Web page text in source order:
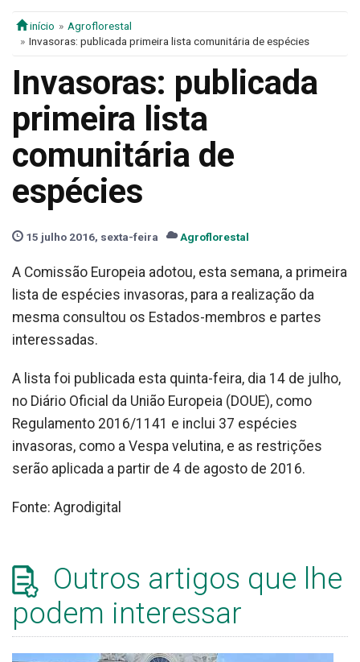
início
Agroflorestal
Invasoras: publicada primeira lista comunitária de espécies
Invasoras: publicada
primeira lista
comunitária de
espécies
15 julho 2016, sexta-feira Agroflorestal
A Comissão Europeia adotou, esta semana, a primeira
lista de espécies invasoras, para a realização da
mesma consultou os Estados-membros e partes
interessadas.
A lista foi publicada esta quinta-feira, dia 14 de julho,
no Diário Oficial da União Europeia (DOUE), como
Regulamento 2016/1141 e inclui 37 espécies
invasoras, como a Vespa velutina, e as restrições
serão aplicada a partir de 4 de agosto de 2016.
Fonte: Agrodigital
Outros artigos que lhe
podem interessar